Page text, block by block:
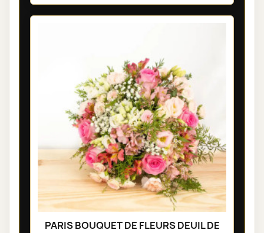
PARIS BOUQUET DE FLEURS DEUIL DE